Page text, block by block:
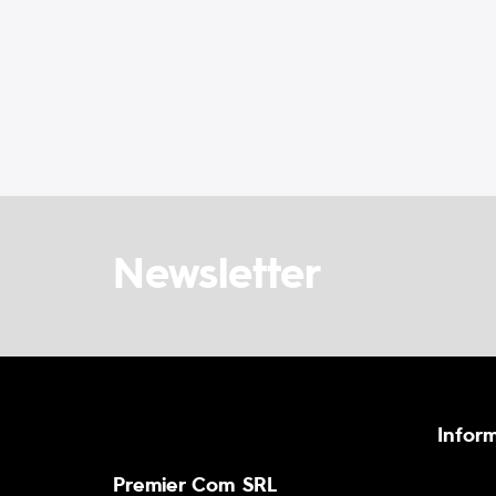
Newsletter
Premier Com SRL